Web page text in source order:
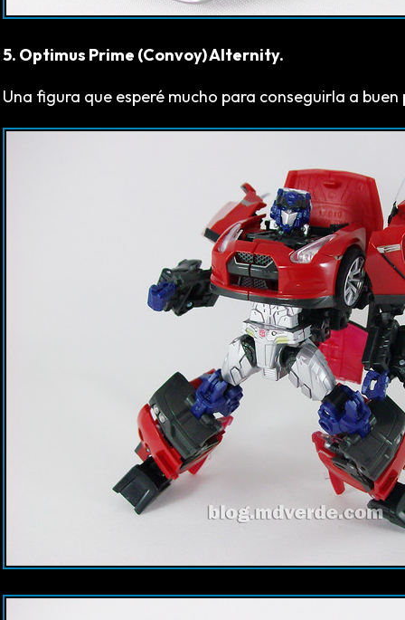
5. Optimus Prime (Convoy) Alternity.
Una figura que esperé mucho para conseguirla a